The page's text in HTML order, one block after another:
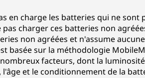
en charge les batteries qui ne sont
charger ces batteries non
non agréées et n'assume
basée sur la méthodologie
facteurs, dont la
et le conditionnement de la